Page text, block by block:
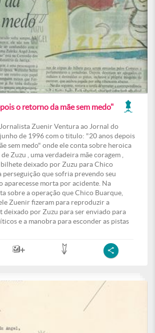
o retorno da mãe sem medo"
Zuenir Ventura ao Jornal do
de 1996 com o titulo: "20 anos depois
sem medo" onde ele conta sobre heroica
Zuzu , uma verdadeira mãe coragem ,
deixado por Zuzu para Chico
perseguição que sofria prevendo seu
aparecesse morta por acidente. Na
sobre a operação que Chico Buarque,
Zuenir fizeram para reproduzir a
deixado por Zuzu para ser enviado para
e a manobra para esconder as pistas